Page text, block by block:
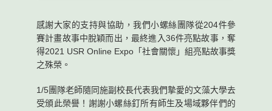
感謝大家的支持與協助，我們小螺絲團隊從204件參
賽計畫故事中脫穎而出，最終進入36件亮點故事，奪
得2021 USR Online Expo「社會關懷」組亮點故事獎
之殊榮。
1/5團隊老師隨同施副校長代表我們摯愛的文藻大學去
受頒此榮譽！謝謝小螺絲釘所有師生及場域夥伴們的